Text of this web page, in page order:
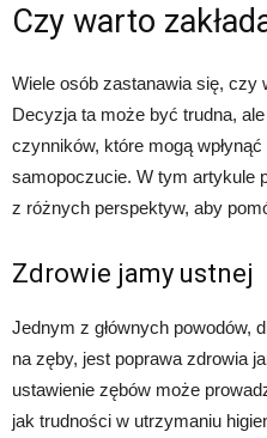
Czy warto
Wiele osób zastanawia się, czy
Decyzja ta może być trudna,
czynników, które mogą
samopoczucie. W tym artykule
z różnych perspektyw, aby
Zdrowie jamy ustnej
Jednym z głównych powodów,
na zęby, jest poprawa zdrowia
ustawienie zębów może
jak trudności w utrzymaniu